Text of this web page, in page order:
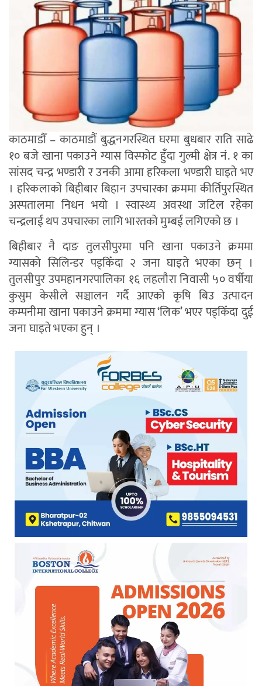
काठमाडौँ – काठमाडौं बुद्धनगरस्थित घरमा बुधबार राति साढे
१० बजे खाना पकाउने ग्यास विस्फोट हुँदा गुल्मी क्षेत्र नं. १ का
सांसद चन्द्र भण्डारी र उनकी आमा हरिकला भण्डारी घाइते भए
। हरिकलाको बिहीबार बिहान उपचारका क्रममा कीर्तिपुरस्थित
अस्पतालमा निधन भयो । स्वास्थ्य अवस्था जटिल रहेका
चन्द्रलाई थप उपचारका लागि भारतको मुम्बई लगिएको छ ।
बिहीबार नै दाङ तुलसीपुरमा पनि खाना पकाउने क्रममा
ग्यासको सिलिन्डर पड्किँदा २ जना घाइते भएका छन् ।
तुलसीपुर उपमहानगरपालिका १६ लहलौरा निवासी ५० वर्षीया
कुसुम केसीले सञ्चालन गर्दै आएको कृषि बिउ उत्पादन
कम्पनीमा खाना पकाउने क्रममा ग्यास ‘लिक’ भएर पड्किँदा दुई
जना घाइते भएका हुन् ।